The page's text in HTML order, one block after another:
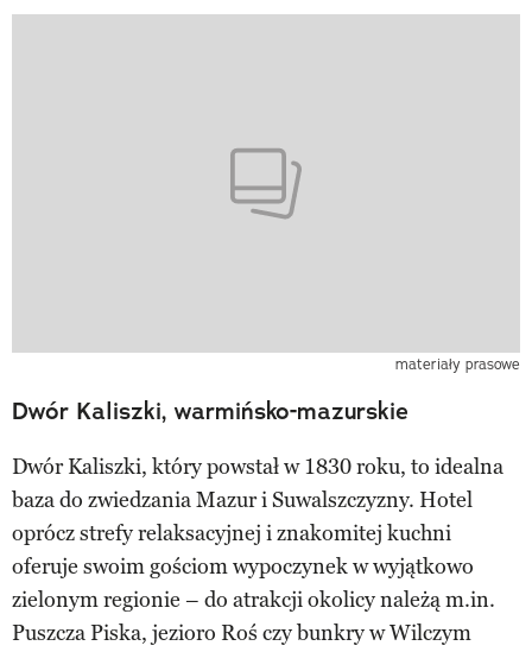
materiały prasowe
Dwór Kaliszki, warmińsko-mazurskie
Dwór Kaliszki, który powstał w 1830 roku, to idealna
baza do zwiedzania Mazur i Suwalszczyzny. Hotel
oprócz strefy relaksacyjnej i znakomitej kuchni
oferuje swoim gościom wypoczynek w wyjątkowo
zielonym regionie – do atrakcji okolicy należą m.in.
Puszcza Piska, jezioro Roś czy bunkry w Wilczym